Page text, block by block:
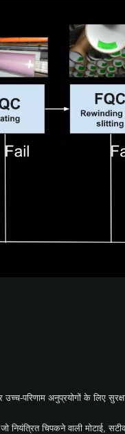
परिणाम अनुप्रयोगों के लिए
चिपकने वाली मोटाई,